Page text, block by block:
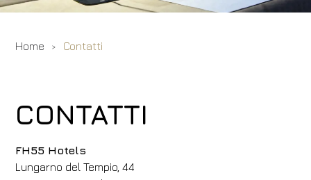
Home Contatti
CONTATTI
FH55 Hotels
Lungarno del Tempio, 44